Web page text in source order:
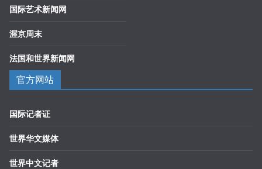
国际艺术新闻网
渥京周末
法国和世界新闻网
官方网站
国际记者证
世界华文媒体
世界中文记者